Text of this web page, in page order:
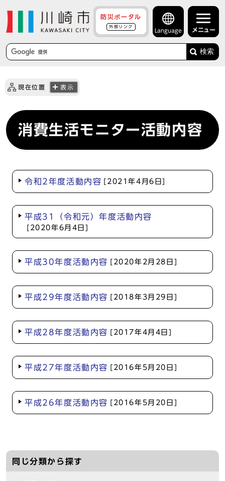
防災ポータル
外部リンク
Language メニュー
検索
現在位置 表示
消費生活モニター活動内容
令和2年度活動内容 [2021年4月6日]
平成31（令和元）年度活動内容
[2020年6月4日]
平成30年度活動内容 [2020年2月28日]
平成29年度活動内容 [2018年3月29日]
平成28年度活動内容 [2017年4月4日]
平成27年度活動内容 [2016年5月20日]
平成26年度活動内容 [2016年5月20日]
同じ分類から探す